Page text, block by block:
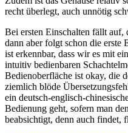
recht überlegt, auch unnötig
Bei ersten Einschalten fällt auf,
dann aber folgt schon die
ist erkennbar, dass wir es mit
intuitiv bedienbaren
Bedienoberfläche ist okay, die
ziemlich blöde
ein deutsch-englisch-
Bedienung geht, sofern man
beabsichtigt, denn auch findet,